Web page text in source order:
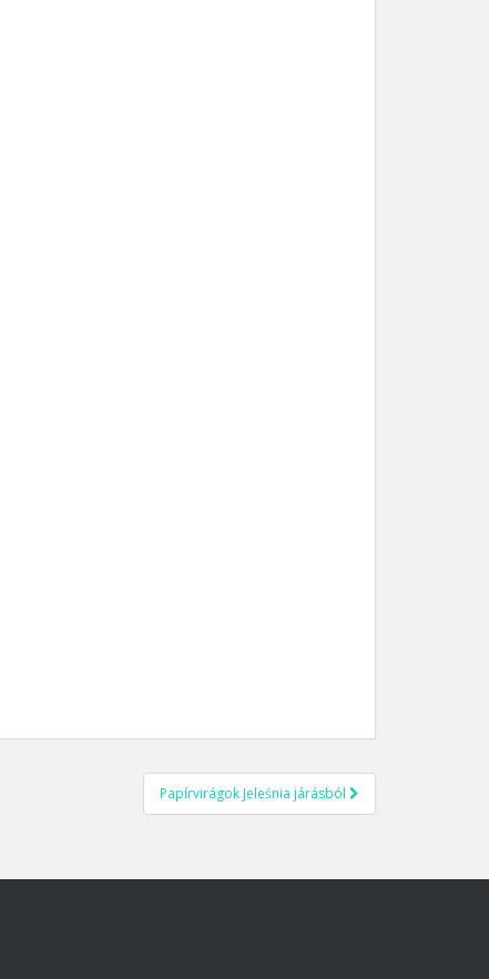
Papírvirágok Jeleśnia járásból